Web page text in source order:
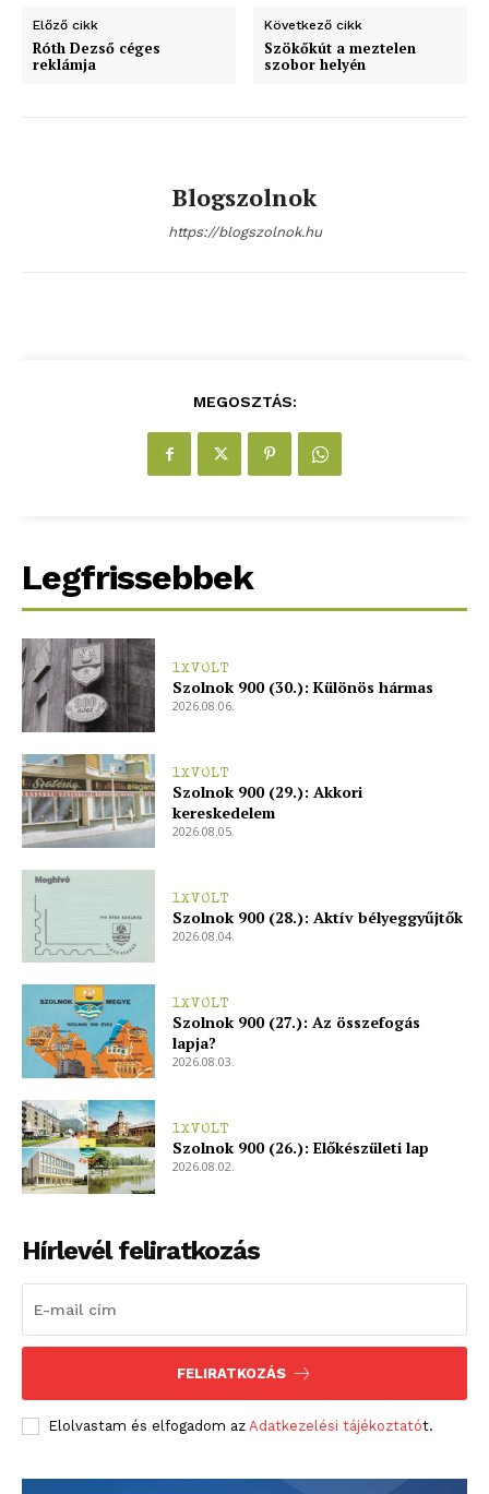
blogSZOLNOK
szubjektív élményportál
Hasznos
Kapcsolat
Hirdetés
Előző cikk
Róth Dezső céges
reklámja
Következő cikk
Szökőkút a meztelen
szobor helyén
Blogszolnok
https://blogszolnok.hu
MEGOSZTÁS:
Legfrissebbek
1XVOLT
Szolnok 900 (30.): Különös hármas
2026.08.06.
1XVOLT
Szolnok 900 (29.): Akkori
kereskedelem
2026.08.05.
1XVOLT
Szolnok 900 (28.): Aktív bélyeggyűjtők
2026.08.04.
1XVOLT
Szolnok 900 (27.): Az összefogás
lapja?
2026.08.03.
1XVOLT
Szolnok 900 (26.): Előkészületi lap
2026.08.02.
Hírlevél feliratkozás
FELIRATKOZÁS
Elolvastam és elfogadom az Adatkezelési tájékoztatót.